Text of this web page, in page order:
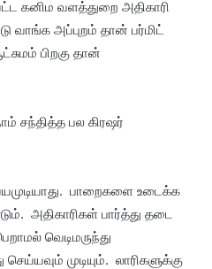
கனிம வளத்துறை அதிகாரி
வாங்க அப்புறம் தான் பர்மிட்
பிறகு தான்
சந்தித்த பல கிரஷர்
பாறைகளை உடைக்க
அதிகாரிகள் பார்த்து தடை
வெடிமருந்து
முடியும். லாரிகளுக்கு